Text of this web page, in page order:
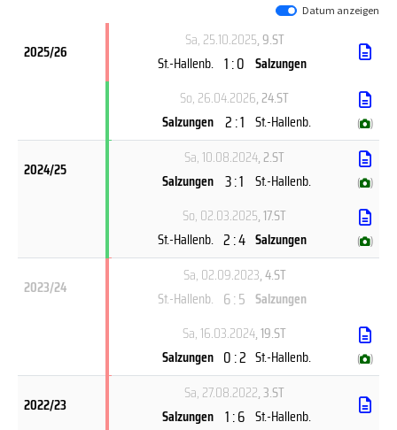
Datum anzeigen
2025/26
Sa, 25.10.2025, 9.ST
St.-Hallenb. 1 : 0 Salzungen
So, 26.04.2026, 24.ST
Salzungen 2 : 1 St.-Hallenb. ( )
2024/25
Sa, 10.08.2024, 2.ST
Salzungen 3 : 1 St.-Hallenb. ( )
So, 02.03.2025, 17.ST
St.-Hallenb. 2 : 4 Salzungen ( )
2023/24
Sa, 02.09.2023, 4.ST
St.-Hallenb. 6 : 5 Salzungen
Sa, 16.03.2024, 19.ST
Salzungen 0 : 2 St.-Hallenb. ( )
2022/23
Sa, 27.08.2022, 3.ST
Salzungen 1 : 6 St.-Hallenb.